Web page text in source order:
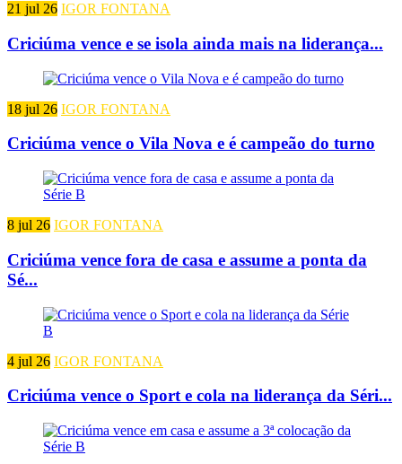
21 jul 26 IGOR FONTANA
Criciúma vence e se isola ainda mais na liderança...
18 jul 26 IGOR FONTANA
Criciúma vence o Vila Nova e é campeão do turno
8 jul 26 IGOR FONTANA
Criciúma vence fora de casa e assume a ponta da
Sé...
4 jul 26 IGOR FONTANA
Criciúma vence o Sport e cola na liderança da Séri...